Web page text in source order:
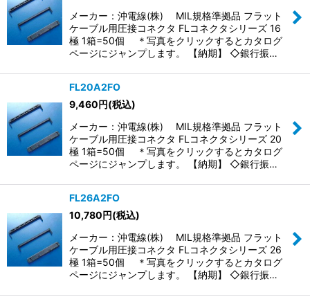
メーカー：沖電線(株) MIL規格準拠品 フラット
ケーブル用圧接コネクタ FLコネクタシリーズ 16
極 1箱=50個 ＊写真をクリックするとカタログ
ページにジャンプします。 【納期】 ◇銀行振…
FL20A2FO
9,460円(税込)
メーカー：沖電線(株) MIL規格準拠品 フラット
ケーブル用圧接コネクタ FLコネクタシリーズ 20
極 1箱=50個 ＊写真をクリックするとカタログ
ページにジャンプします。 【納期】 ◇銀行振…
FL26A2FO
10,780円(税込)
メーカー：沖電線(株) MIL規格準拠品 フラット
ケーブル用圧接コネクタ FLコネクタシリーズ 26
極 1箱=50個 ＊写真をクリックするとカタログ
ページにジャンプします。 【納期】 ◇銀行振…